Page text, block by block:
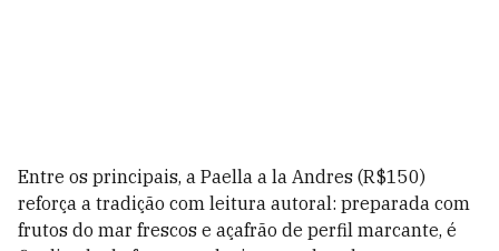
Entre os principais, a Paella a la Andres (R$150)
reforça a tradição com leitura autoral: preparada com
frutos do mar frescos e açafrão de perfil marcante, é